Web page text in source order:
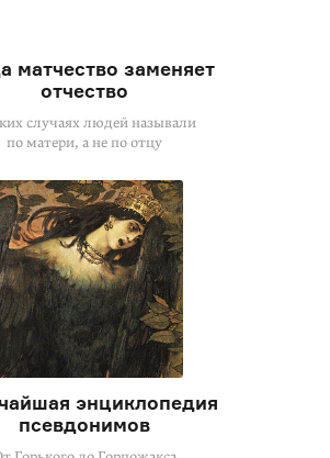
матчество заменяет
отчество
случаях людей называли
по матери, а не по отцу
энциклопедия
псевдонимов